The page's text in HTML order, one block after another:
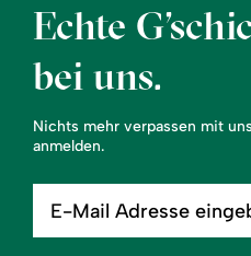
Echte
bei uns.
Nichts mehr verpassen mit
anmelden.
Mail
eingeben